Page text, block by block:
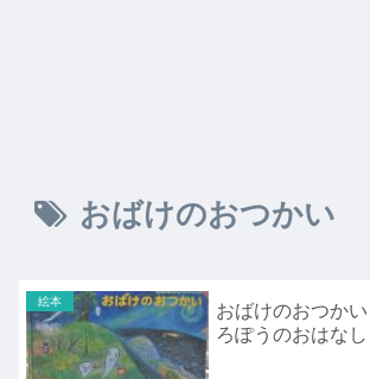
おばけのおつかい
絵本
おばけのおつか
ろぽうのおはなし